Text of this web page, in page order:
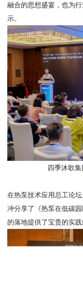
融合的思想盛宴，也为
示。
四季沐歌
在热泵技术应用总工论
冲分享了《热泵在低碳
的落地提供了宝贵的实践